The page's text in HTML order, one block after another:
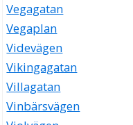
Vegagatan
Vegaplan
Videvägen
Vikingagatan
Villagatan
Vinbärsvägen